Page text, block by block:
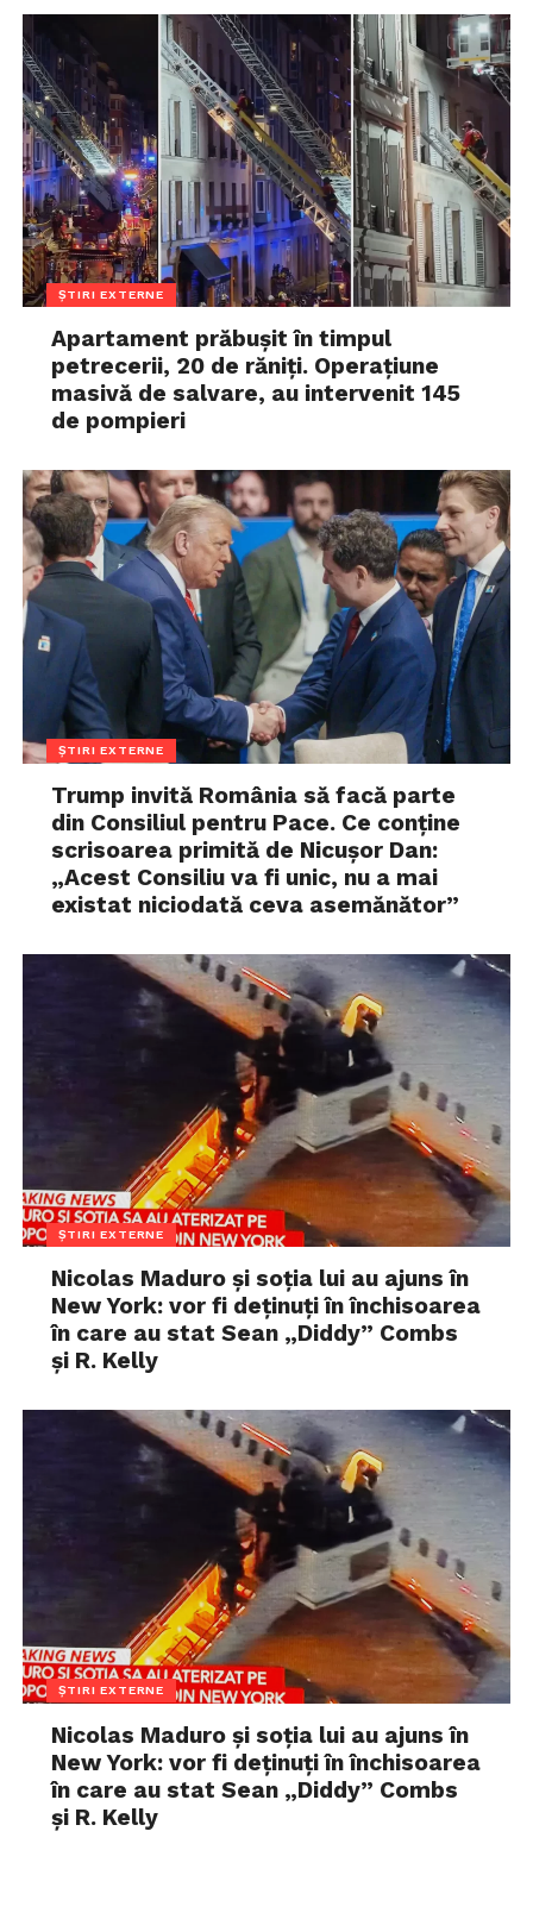
ȘTIRI EXTERNE
Apartament prăbușit în timpul
petrecerii, 20 de răniți. Operațiune
masivă de salvare, au intervenit 145
de pompieri
ȘTIRI EXTERNE
Trump invită România să facă parte
din Consiliul pentru Pace. Ce conține
scrisoarea primită de Nicușor Dan:
„Acest Consiliu va fi unic, nu a mai
existat niciodată ceva asemănător”
ȘTIRI EXTERNE
Nicolas Maduro și soția lui au ajuns în
New York: vor fi deținuți în închisoarea
în care au stat Sean „Diddy” Combs
și R. Kelly
ȘTIRI EXTERNE
Nicolas Maduro și soția lui au ajuns în
New York: vor fi deținuți în închisoarea
în care au stat Sean „Diddy” Combs
și R. Kelly